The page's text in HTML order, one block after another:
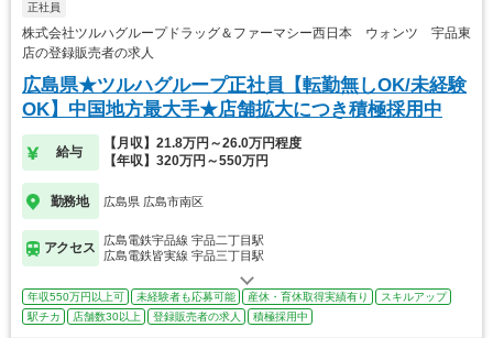
正社員
株式会社ツルハグループドラッグ＆ファーマシー西日本 ウォンツ 宇品東
店の登録販売者の求人
広島県★ツルハグループ正社員【転勤無しOK/未経験
OK】中国地方最大手★店舗拡大につき積極採用中
給与
【月収】21.8万円～26.0万円程度
【年収】320万円～550万円
勤務地 広島県 広島市南区
アクセス
広島電鉄宇品線 宇品二丁目駅
広島電鉄皆実線 宇品三丁目駅
年収550万円以上可 未経験者も応募可能 産休・育休取得実績有り
スキルアップ
駅チカ
店舗数30以上 登録販売者の求人 積極採用中